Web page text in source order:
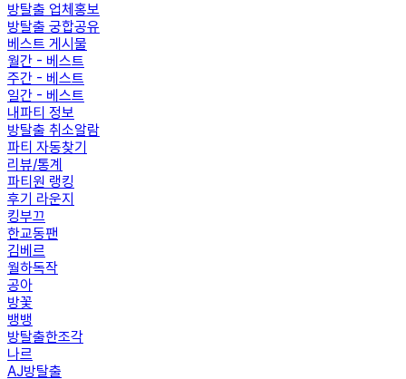
방탈출 업체홍보
방탈출 궁합공유
베스트 게시물
월간 - 베스트
주간 - 베스트
일간 - 베스트
내파티 정보
방탈출 취소알람
파티 자동찾기
리뷰/통계
파티원 랭킹
후기 라운지
킹부끄
한교동팬
김베르
월하독작
공아
방꽃
뱅뱅
방탈출한조각
나르
AJ방탈출